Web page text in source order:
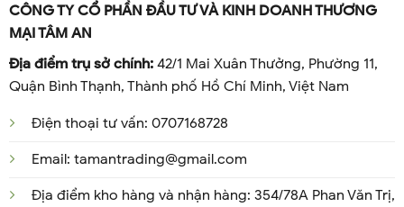
CÔNG TY CỔ PHẦN ĐẦU TƯ VÀ KINH DOANH THƯƠNG
MẠI TÂM AN
Địa điểm trụ sở chính:42/1 Mai Xuân Thưởng, Phường 11,
Quận Bình Thạnh, Thành phố Hồ Chí Minh, Việt Nam
Điện thoại tư vấn: 0707168728
Email: tamantrading@gmail.com
Địa điểm kho hàng và nhận hàng: 354/78A Phan Văn Trị,